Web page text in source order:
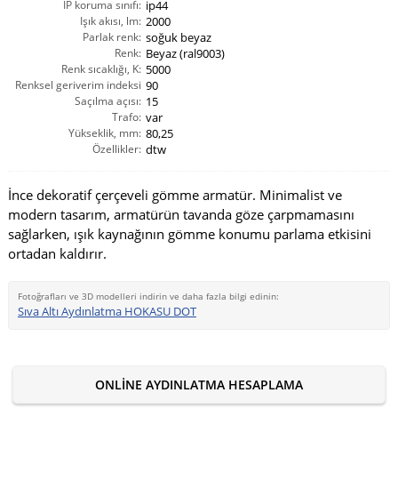
IP koruma sınıfı: ip44
Işık akısı, lm: 2000
Parlak renk: soğuk beyaz
Renk: Beyaz (ral9003)
Renk sıcaklığı, K: 5000
Renksel geriverim indeksi
CRI(Ra):
90
Saçılma açısı: 15
Trafo: var
Yükseklik, mm: 80,25
Özellikler: dtw
İnce dekoratif çerçeveli gömme armatür. Minimalist ve
modern tasarım, armatürün tavanda göze çarpmamasını
sağlarken, ışık kaynağının gömme konumu parlama etkisini
ortadan kaldırır.
Fotoğrafları ve 3D modelleri indirin ve daha fazla bilgi edinin:
Sıva Altı Aydınlatma HOKASU DOT
ONLINE AYDINLATMA HESAPLAMA